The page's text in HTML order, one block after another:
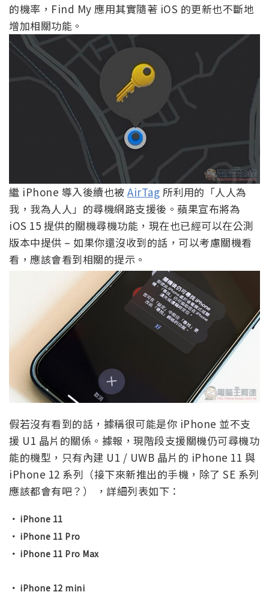
的機率，Find My 應用其實隨著 iOS 的更新也不斷地
增加相關功能。
繼 iPhone 導入後續也被 AirTag 所利用的「人人為
我，我為人人」的尋機網路支援後。蘋果宣布將為
iOS 15 提供的關機尋機功能，現在也已經可以在公測
版本中提供 – 如果你還沒收到的話，可以考慮關機看
看，應該會看到相關的提示。
假若沒有看到的話，據稱很可能是你 iPhone 並不支
援 U1 晶片的關係。據報，現階段支援關機仍可尋機功
能的機型，只有內建 U1 / UWB 晶片的 iPhone 11 與
iPhone 12 系列（接下來新推出的手機，除了 SE 系列
應該都會有吧？） ，詳細列表如下：
· iPhone 11
· iPhone 11 Pro
· iPhone 11 Pro Max
· iPhone 12 mini